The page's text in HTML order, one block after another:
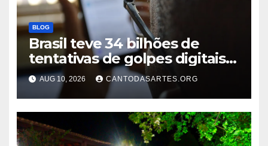
BLOG
Brasil teve 34 bilhões de
tentativas de golpes digitais
em um ano
AUG 10, 2026 CANTODASARTES.ORG